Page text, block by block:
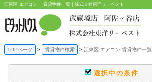
江東区 エアコン ｜賃貸物件一覧｜株式会社東洋リーベスト
TOPページ 賃貸物件検索 江東区 エアコン 賃貸物件一覧
選択中の条件